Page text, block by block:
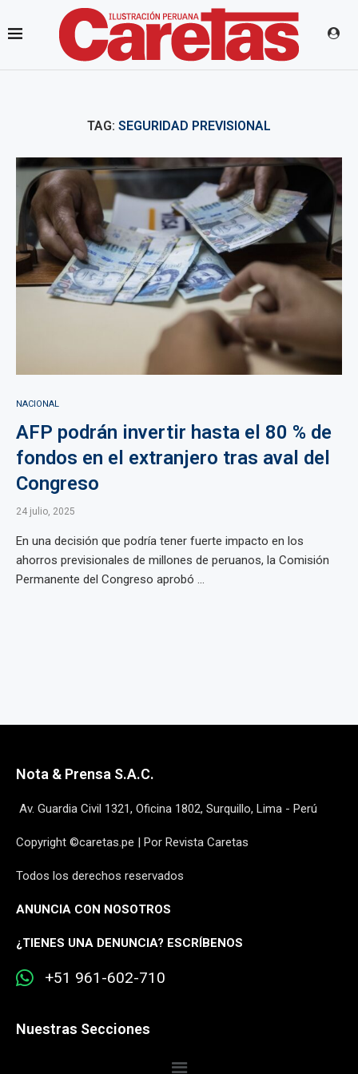
TAG: SEGURIDAD PREVISIONAL
NACIONAL
AFP podrán invertir hasta el 80 % de
fondos en el extranjero tras aval del
Congreso
24 julio, 2025
En una decisión que podría tener fuerte impacto en los
ahorros previsionales de millones de peruanos, la Comisión
Permanente del Congreso aprobó ...
Nota & Prensa S.A.C.
Av. Guardia Civil 1321, Oficina 1802, Surquillo, Lima - Perú
Copyright ©caretas.pe | Por Revista Caretas
Todos los derechos reservados
ANUNCIA CON NOSOTROS
¿TIENES UNA DENUNCIA? ESCRÍBENOS
+51 961-602-710
Nuestras Secciones